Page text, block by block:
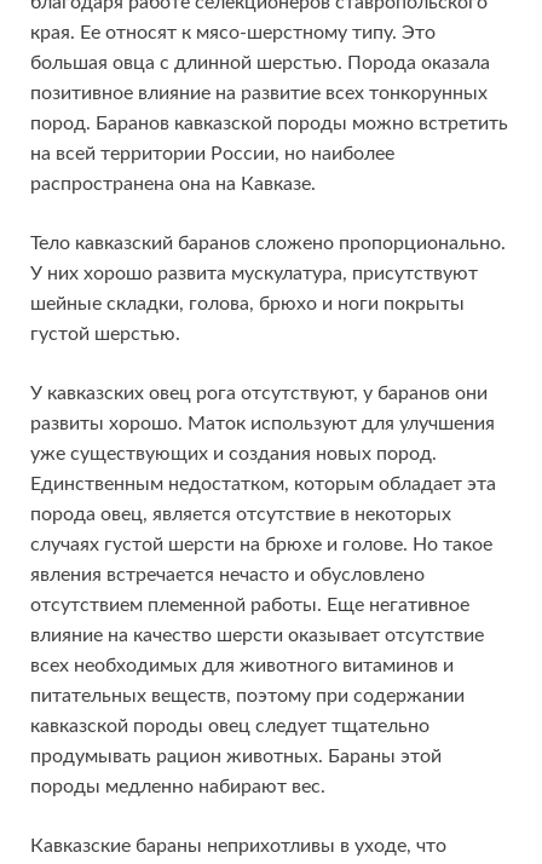
края. Ее относят к мясо-шерстному типу. Это
большая овца с длинной шерстью. Порода оказала
позитивное влияние на развитие всех тонкорунных
пород. Баранов кавказской породы можно встретить
на всей территории России, но наиболее
распространена она на Кавказе.
Тело кавказский баранов сложено пропорционально.
У них хорошо развита мускулатура, присутствуют
шейные складки, голова, брюхо и ноги покрыты
густой шерстью.
У кавказских овец рога отсутствуют, у баранов они
развиты хорошо. Маток используют для улучшения
уже существующих и создания новых пород.
Единственным недостатком, которым обладает эта
порода овец, является отсутствие в некоторых
случаях густой шерсти на брюхе и голове. Но такое
явления встречается нечасто и обусловлено
отсутствием племенной работы. Еще негативное
влияние на качество шерсти оказывает отсутствие
всех необходимых для животного витаминов и
питательных веществ, поэтому при содержании
кавказской породы овец следует тщательно
продумывать рацион животных. Бараны этой
породы медленно набирают вес.
Кавказские бараны неприхотливы в уходе, что